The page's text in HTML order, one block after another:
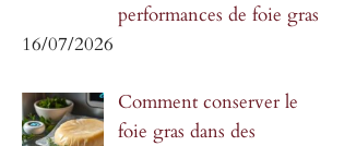
performances de foie gras
16/07/2026
Comment conserver le
foie gras dans des